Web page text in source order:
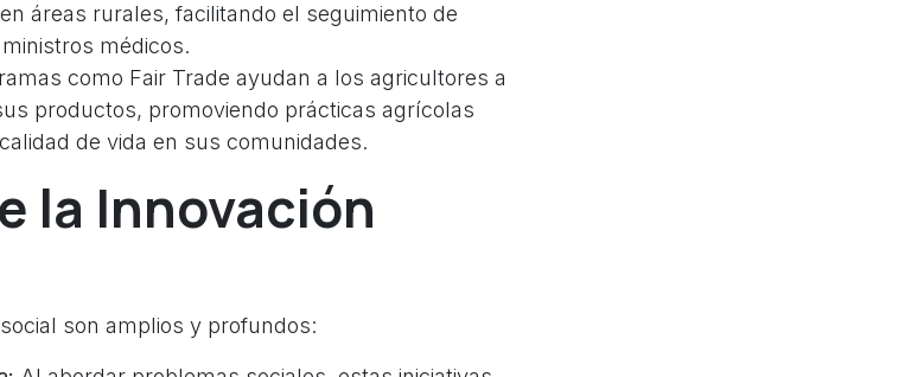
áreas rurales, facilitando el seguimiento de
médicos.
como Fair Trade ayudan a los agricultores a
productos, promoviendo prácticas agrícolas
de vida en sus comunidades.
la Innovación
son amplios y profundos: